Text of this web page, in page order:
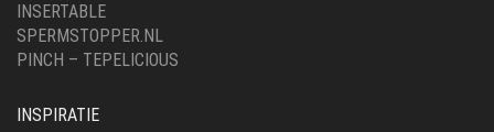
INSERTABLE
SPERMSTOPPER.NL
PINCH – TEPELICIOUS
INSPIRATIE